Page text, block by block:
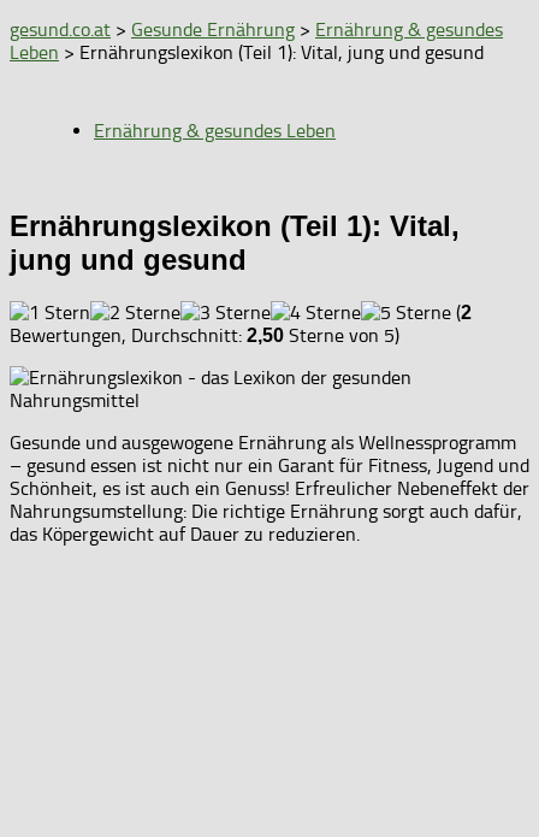
gesund.co.at > Gesunde Ernährung > Ernährung & gesundes
Leben > Ernährungslexikon (Teil 1): Vital, jung und gesund
Ernährung & gesundes Leben
Ernährungslexikon (Teil 1): Vital,
jung und gesund
(2
Bewertungen, Durchschnitt: 2,50 Sterne von 5)
Gesunde und ausgewogene Ernährung als Wellnessprogramm
– gesund essen ist nicht nur ein Garant für Fitness, Jugend und
Schönheit, es ist auch ein Genuss! Erfreulicher Nebeneffekt der
Nahrungsumstellung: Die richtige Ernährung sorgt auch dafür,
das Köpergewicht auf Dauer zu reduzieren.